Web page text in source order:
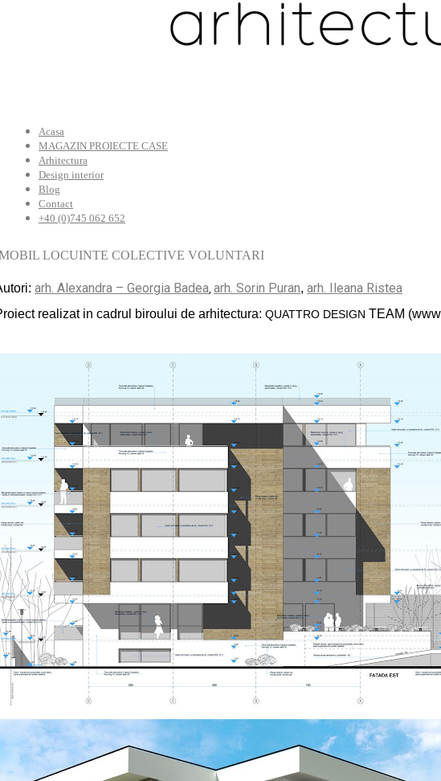
Acasa
MAGAZIN PROIECTE CASE
Arhitectura
Design interior
Blog
Contact
+40 (0)745 062 652
LOCUINTE COLECTIVE VOLUNTARI
arh. Alexandra – Georgia Badea, arh. Sorin Puran, arh. Ileana Ristea
realizat in cadrul biroului de arhitectura: QUATTRO DESIGN TEAM